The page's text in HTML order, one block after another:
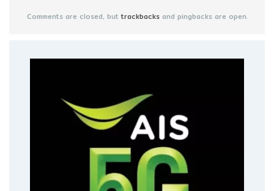
Comments are closed, buttrackbacksand pingbacks are open.